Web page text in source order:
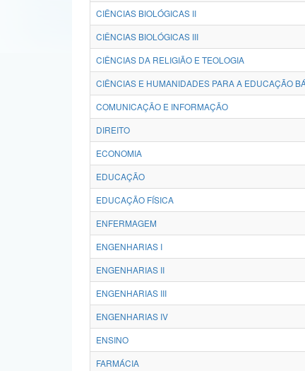
CIÊNCIAS BIOLÓGICAS II
CIÊNCIAS BIOLÓGICAS III
CIÊNCIAS DA RELIGIÃO E TEOLOGIA
CIÊNCIAS E HUMANIDADES PARA A EDUCAÇÃO
COMUNICAÇÃO E INFORMAÇÃO
DIREITO
ECONOMIA
EDUCAÇÃO
EDUCAÇÃO FÍSICA
ENFERMAGEM
ENGENHARIAS I
ENGENHARIAS II
ENGENHARIAS III
ENGENHARIAS IV
ENSINO
FARMÁCIA